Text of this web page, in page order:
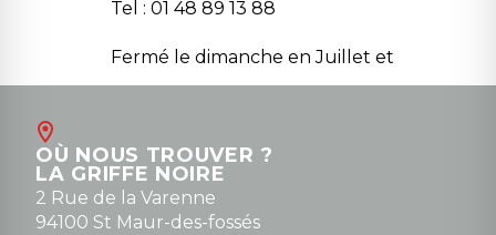
Tel : 01 48 89 13 88
Fermé le dimanche en Juillet et
Août
contact@la-griffe-noire.com
0148836747
OÙ NOUS TROUVER ?
LA GRIFFE NOIRE
2 Rue de la Varenne
94100 St Maur-des-fossés